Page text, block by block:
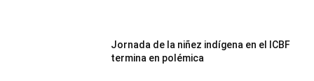
Jornada de la niñez indígena en el ICBF
termina en polémica